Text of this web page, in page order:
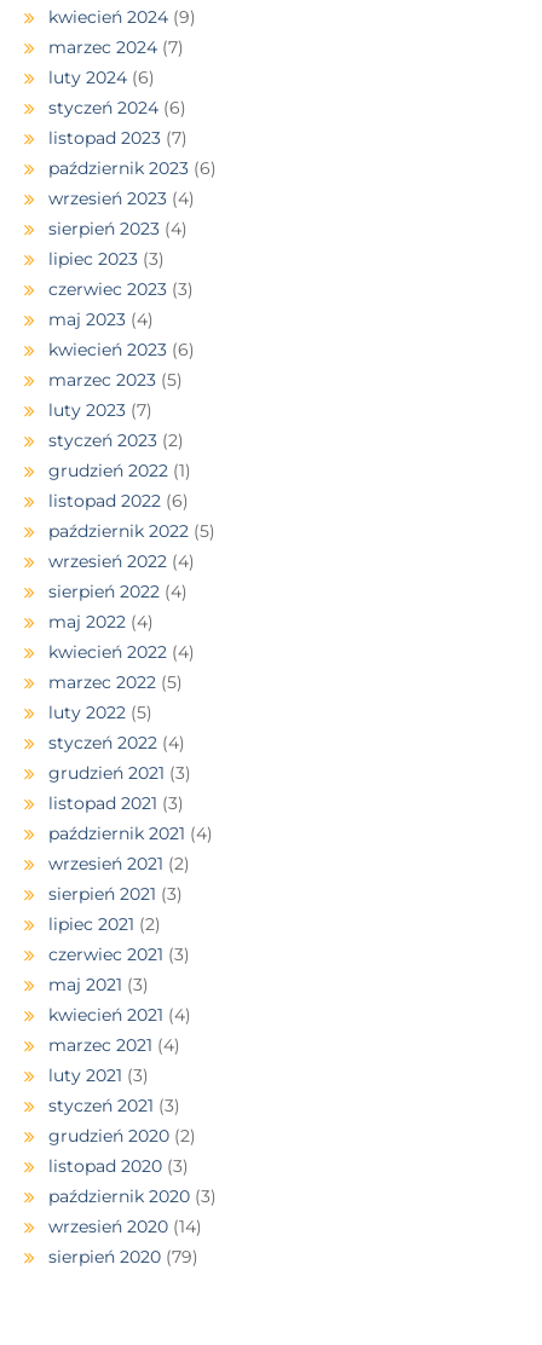
kwiecień 2024 (9)
marzec 2024 (7)
luty 2024 (6)
styczeń 2024 (6)
listopad 2023 (7)
październik 2023 (6)
wrzesień 2023 (4)
sierpień 2023 (4)
lipiec 2023 (3)
czerwiec 2023 (3)
maj 2023 (4)
kwiecień 2023 (6)
marzec 2023 (5)
luty 2023 (7)
styczeń 2023 (2)
grudzień 2022 (1)
listopad 2022 (6)
październik 2022 (5)
wrzesień 2022 (4)
sierpień 2022 (4)
maj 2022 (4)
kwiecień 2022 (4)
marzec 2022 (5)
luty 2022 (5)
styczeń 2022 (4)
grudzień 2021 (3)
listopad 2021 (3)
październik 2021 (4)
wrzesień 2021 (2)
sierpień 2021 (3)
lipiec 2021 (2)
czerwiec 2021 (3)
maj 2021 (3)
kwiecień 2021 (4)
marzec 2021 (4)
luty 2021 (3)
styczeń 2021 (3)
grudzień 2020 (2)
listopad 2020 (3)
październik 2020 (3)
wrzesień 2020 (14)
sierpień 2020 (79)